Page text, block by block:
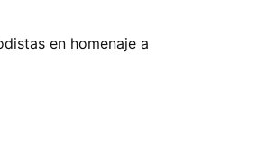
en homenaje a